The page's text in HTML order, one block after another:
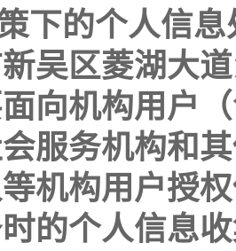
下的个人信
吴区菱湖大
向机构用户
服务机构和
机构用户授
的个人信息